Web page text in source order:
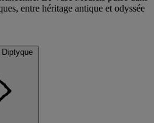
entre héritage antique et odyssée
Diptyque